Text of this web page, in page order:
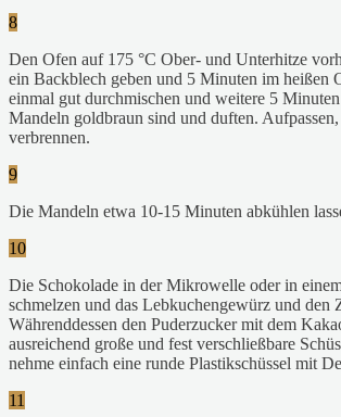
8
Den Ofen auf 175 °C Ober- und Unterhitze
ein Backblech geben und 5 Minuten im heißen
einmal gut durchmischen und weitere 5
Mandeln goldbraun sind und duften. Aufpassen,
verbrennen.
9
Die Mandeln etwa 10-15 Minuten abkühlen
10
Die Schokolade in der Mikrowelle oder in
schmelzen und das Lebkuchengewürz und den
Währenddessen den Puderzucker mit dem
ausreichend große und fest verschließbare
nehme einfach eine runde Plastikschüssel mit
11